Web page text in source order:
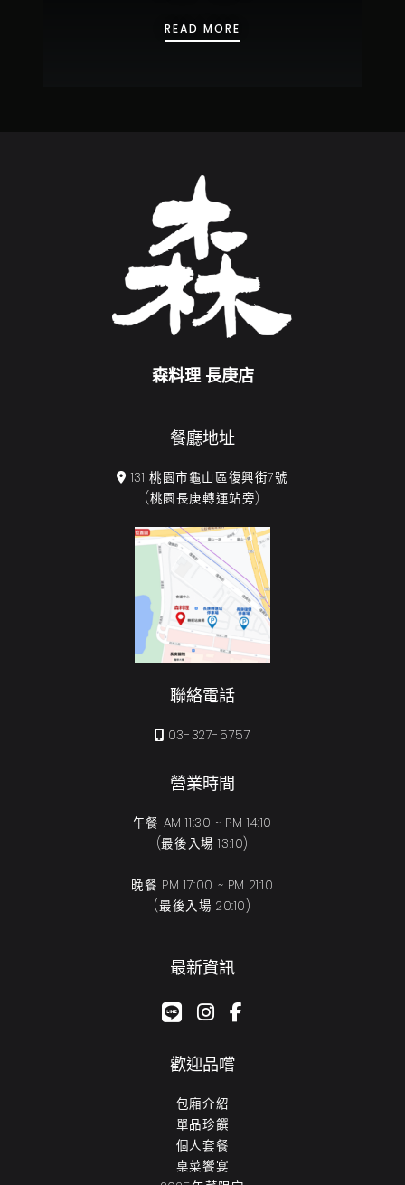
READ MORE
森料理 長庚店
餐廳地址
131 桃園市龜山區復興街7號
(桃園長庚轉運站旁)
聯絡電話
03-327-5757
營業時間
午餐 AM 11:30 ~ PM 14:10
(最後入場 13:10)
晚餐 PM 17:00 ~ PM 21:10
(最後入場 20:10)
最新資訊
google-plus-g
instagram
歡迎品嚐
包廂介紹
單品珍饌
個人套餐
桌菜饗宴